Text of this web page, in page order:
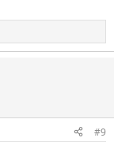
#9